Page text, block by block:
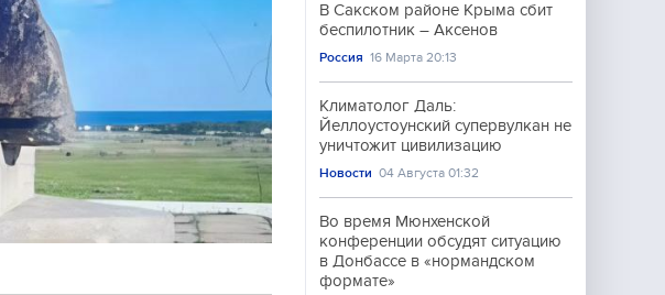
В Сакском районе Крыма сбит
беспилотник – Аксенов
Россия 16 Марта 20:13
Климатолог Даль:
Йеллоустоунский супервулкан не
уничтожит цивилизацию
Новости 04 Августа 01:32
Во время Мюнхенской
конференции обсудят ситуацию
в Донбассе в «нормандском
формате»